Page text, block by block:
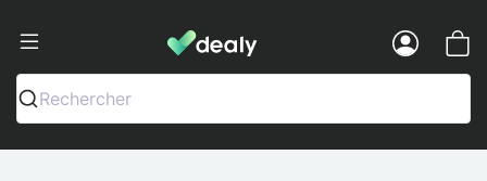
Dealy - Kotelot ja tarvikkeet
Rechercher